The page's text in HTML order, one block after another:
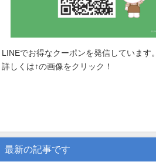
LINEでお得なクーポンを発信しています。
詳しくは↑の画像をクリック！
最新の記事です